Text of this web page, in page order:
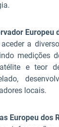
Europeu
aceder a
medições
e teor
locais.
Europeu dos